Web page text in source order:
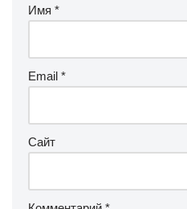
Имя *
Email *
Сайт